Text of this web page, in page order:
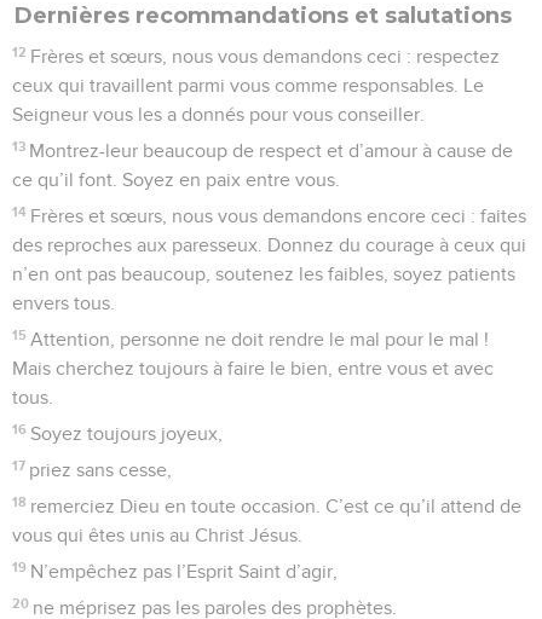
Dernières recommandations et salutations
12 Frères et sœurs, nous vous demandons ceci : respectez
ceux qui travaillent parmi vous comme responsables. Le
Seigneur vous les a donnés pour vous conseiller.
13 Montrez-leur beaucoup de respect et d’amour à cause de
ce qu’il font. Soyez en paix entre vous.
14 Frères et sœurs, nous vous demandons encore ceci : faites
des reproches aux paresseux. Donnez du courage à ceux qui
n’en ont pas beaucoup, soutenez les faibles, soyez patients
envers tous.
15 Attention, personne ne doit rendre le mal pour le mal !
Mais cherchez toujours à faire le bien, entre vous et avec
tous.
16 Soyez toujours joyeux,
17 priez sans cesse,
18 remerciez Dieu en toute occasion. C’est ce qu’il attend de
vous qui êtes unis au Christ Jésus.
19 N’empêchez pas l’Esprit Saint d’agir,
20 ne méprisez pas les paroles des prophètes.